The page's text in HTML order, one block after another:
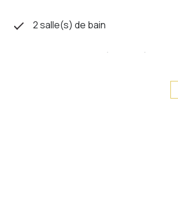
2 salle(s) de bain
cuisine séparée (équipée)